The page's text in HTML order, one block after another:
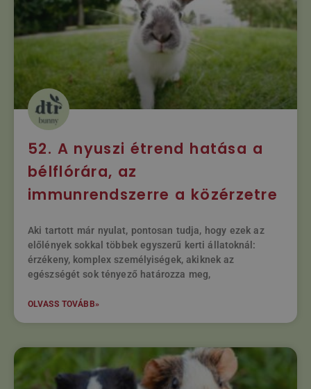
52. A nyuszi étrend hatása a
bélflórára, az
immunrendszerre a közérzetre
Aki tartott már nyulat, pontosan tudja, hogy ezek az
előlények sokkal többek egyszerű kerti állatoknál:
érzékeny, komplex személyiségek, akiknek az
egészségét sok tényező határozza meg,
OLVASS TOVÁBB»